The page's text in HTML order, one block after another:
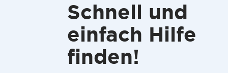
Schnell und
einfach Hilfe
finden!